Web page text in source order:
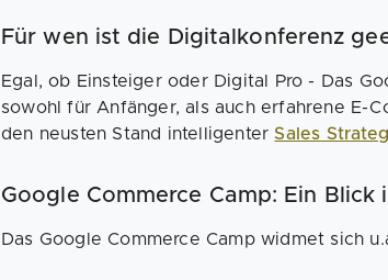
Für wen ist die Digitalkonferenz
Egal, ob Einsteiger oder Digital Pro - Das
sowohl für Anfänger, als auch erfahrene E-
den neusten Stand intelligenterSales
Google Commerce Camp: Ein Blick
Das Google Commerce Camp widmet sich